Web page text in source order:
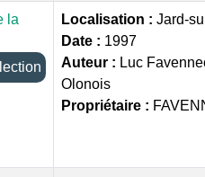
la
selection
Localisation : Jard-
Date : 1997
Auteur : Luc
Olonois
Propriétaire :